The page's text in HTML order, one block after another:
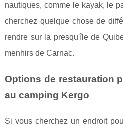
nautiques, comme le kayak, le
cherchez quelque chose de
rendre sur la presqu'île de
menhirs de Carnac.
Options de restauration
au camping Kergo
Si vous cherchez un endroit